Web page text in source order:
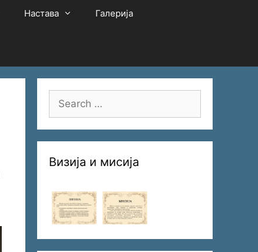
Настава Галерија
Search
for:
Визија и мисија